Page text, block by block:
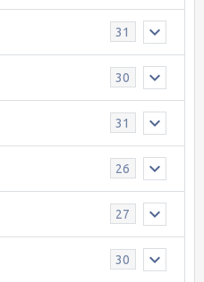
31
30
31
26
27
30